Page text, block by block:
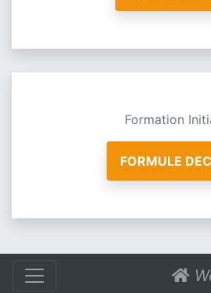
Formation
FORMULE